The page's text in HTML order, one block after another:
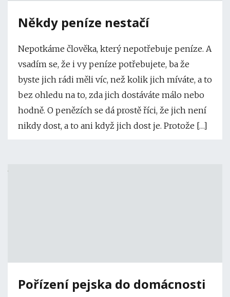
Někdy peníze nestačí
Nepotkáme člověka, který nepotřebuje peníze. A
vsadím se, že i vy peníze potřebujete, ba že
byste jich rádi měli víc, než kolik jich míváte, a to
bez ohledu na to, zda jich dostáváte málo nebo
hodně. O penězích se dá prostě říci, že jich není
nikdy dost, a to ani když jich dost je. Protože […]
Pořízení pejska do domácnosti